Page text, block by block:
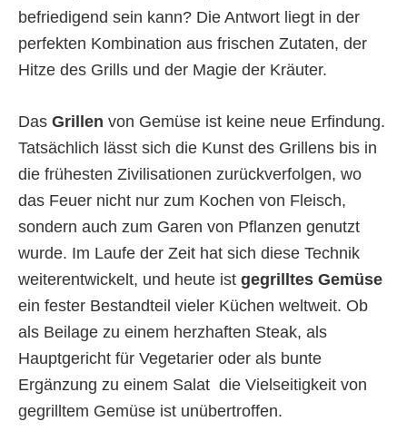
befriedigend sein kann? Die Antwort liegt in der
perfekten Kombination aus frischen Zutaten, der
Hitze des Grills und der Magie der Kräuter.
Das Grillen von Gemüse ist keine neue Erfindung.
Tatsächlich lässt sich die Kunst des Grillens bis in
die frühesten Zivilisationen zurückverfolgen, wo
das Feuer nicht nur zum Kochen von Fleisch,
sondern auch zum Garen von Pflanzen genutzt
wurde. Im Laufe der Zeit hat sich diese Technik
weiterentwickelt, und heute ist gegrilltes Gemüse
ein fester Bestandteil vieler Küchen weltweit. Ob
als Beilage zu einem herzhaften Steak, als
Hauptgericht für Vegetarier oder als bunte
Ergänzung zu einem Salat  die Vielseitigkeit von
gegrilltem Gemüse ist unübertroffen.